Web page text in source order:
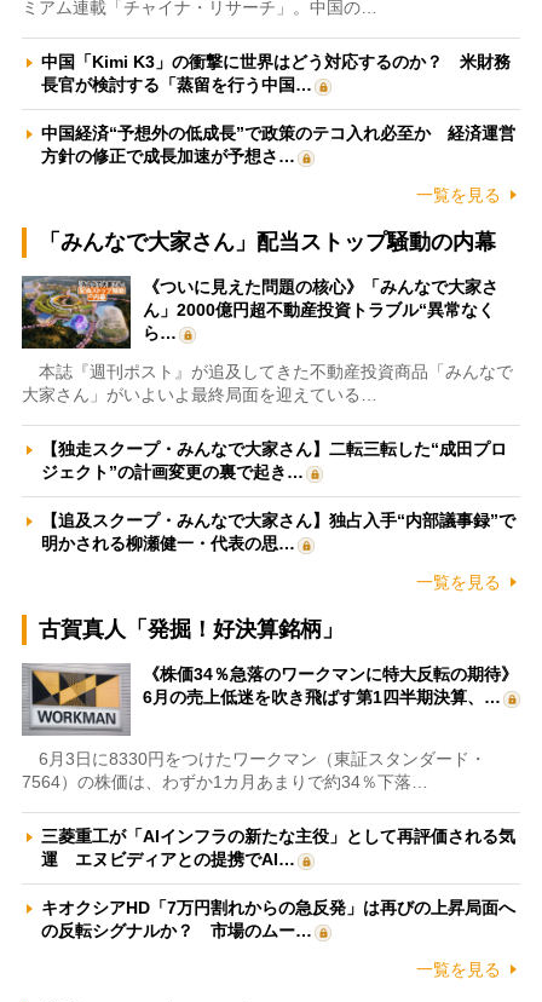
ミアム連載「チャイナ・リサーチ」。中国の…
中国「Kimi K3」の衝撃に世界はどう対応するのか？ 米財務
長官が検討する「蒸留を行う中国…
中国経済“予想外の低成長”で政策のテコ入れ必至か 経済運営
方針の修正で成長加速が予想さ…
一覧を見る
「みんなで大家さん」配当ストップ騒動の内幕
《ついに見えた問題の核心》「みんなで大家さ
ん」2000億円超不動産投資トラブル“異常なく
ら…
本誌『週刊ポスト』が追及してきた不動産投資商品「みんなで
大家さん」がいよいよ最終局面を迎えている…
【独走スクープ・みんなで大家さん】二転三転した“成田プロ
ジェクト”の計画変更の裏で起き…
【追及スクープ・みんなで大家さん】独占入手“内部議事録”で
明かされる柳瀬健一・代表の思…
一覧を見る
古賀真人「発掘！好決算銘柄」
《株価34％急落のワークマンに特大反転の期待》
6月の売上低迷を吹き飛ばす第1四半期決算、…
6月3日に8330円をつけたワークマン（東証スタンダード・
7564）の株価は、わずか1カ月あまりで約34％下落…
三菱重工が「AIインフラの新たな主役」として再評価される気
運 エヌビディアとの提携でAI…
キオクシアHD「7万円割れからの急反発」は再びの上昇局面へ
の反転シグナルか？ 市場のムー…
一覧を見る